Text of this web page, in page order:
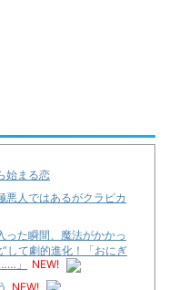
始まる恋
悪人ではあるがクラピカ
った瞬間、魔法がかかっ
して劇的進化！「おにぎ
」
NEW!
NEW!